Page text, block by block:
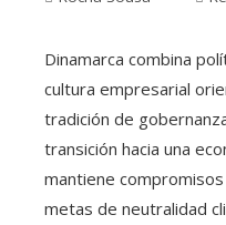
Dinamarca combina
cultura empresarial
tradición de
transición hacia una
mantiene
metas de neutralidad